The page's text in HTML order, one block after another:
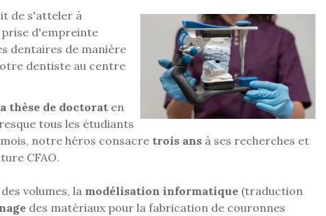
de s'atteler à
prise d'empreinte
dentaires de manière
dentiste au centre
thèse de doctorat en
tous les étudiants
notre héros consacre trois ans à ses recherches et
CFAO.
volumes, la modélisation informatique (traduction
des matériaux pour la fabrication de couronnes